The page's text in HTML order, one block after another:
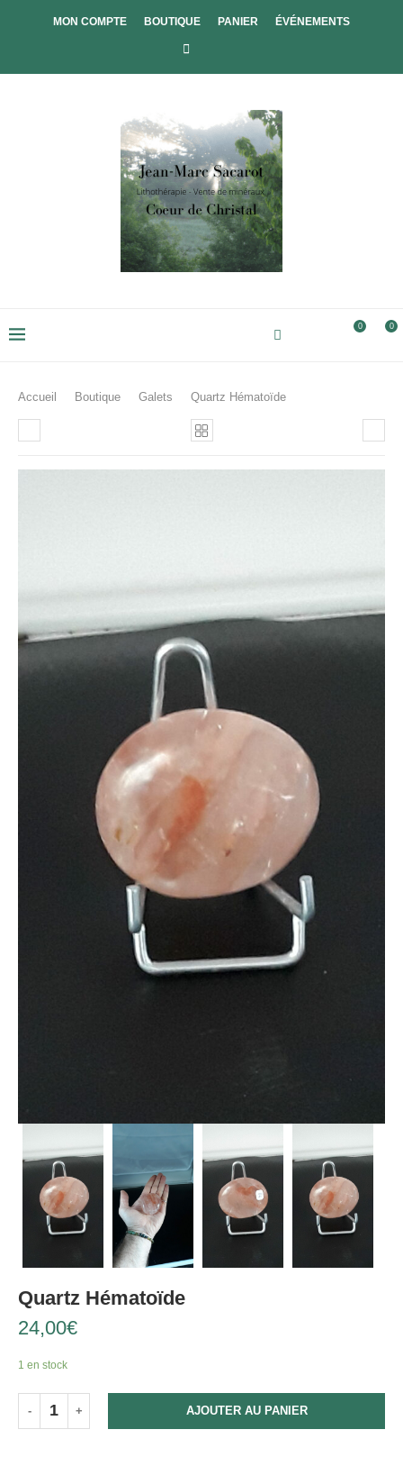
MON COMPTE BOUTIQUE PANIER ÉVÉNEMENTS
0 0
Accueil Boutique Galets Quartz Hématoïde
Quartz Hématoïde
24,00€
1 en stock
AJOUTER AU PANIER